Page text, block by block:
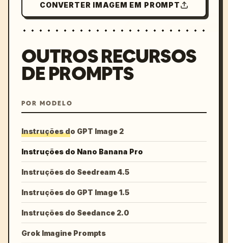
CONVERTER IMAGEM EM PROMPT
OUTROS RECURSOS
DE PROMPTS
POR MODELO
Instruções do GPT Image 2
Instruções do Nano Banana Pro
Instruções do Seedream 4.5
Instruções do GPT Image 1.5
Instruções do Seedance 2.0
Grok Imagine Prompts